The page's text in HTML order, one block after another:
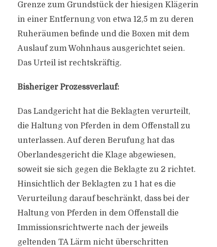
Grenze zum Grundstück der hiesigen Klägerin
in einer Entfernung von etwa 12,5 m zu deren
Ruheräumen befinde und die Boxen mit dem
Auslauf zum Wohnhaus ausgerichtet seien.
Das Urteil ist rechtskräftig.
Bisheriger Prozessverlauf:
Das Landgericht hat die Beklagten verurteilt,
die Haltung von Pferden in dem Offenstall zu
unterlassen. Auf deren Berufung hat das
Oberlandesgericht die Klage abgewiesen,
soweit sie sich gegen die Beklagte zu 2 richtet.
Hinsichtlich der Beklagten zu 1 hat es die
Verurteilung darauf beschränkt, dass bei der
Haltung von Pferden in dem Offenstall die
Immissionsrichtwerte nach der jeweils
geltenden TA Lärm nicht überschritten